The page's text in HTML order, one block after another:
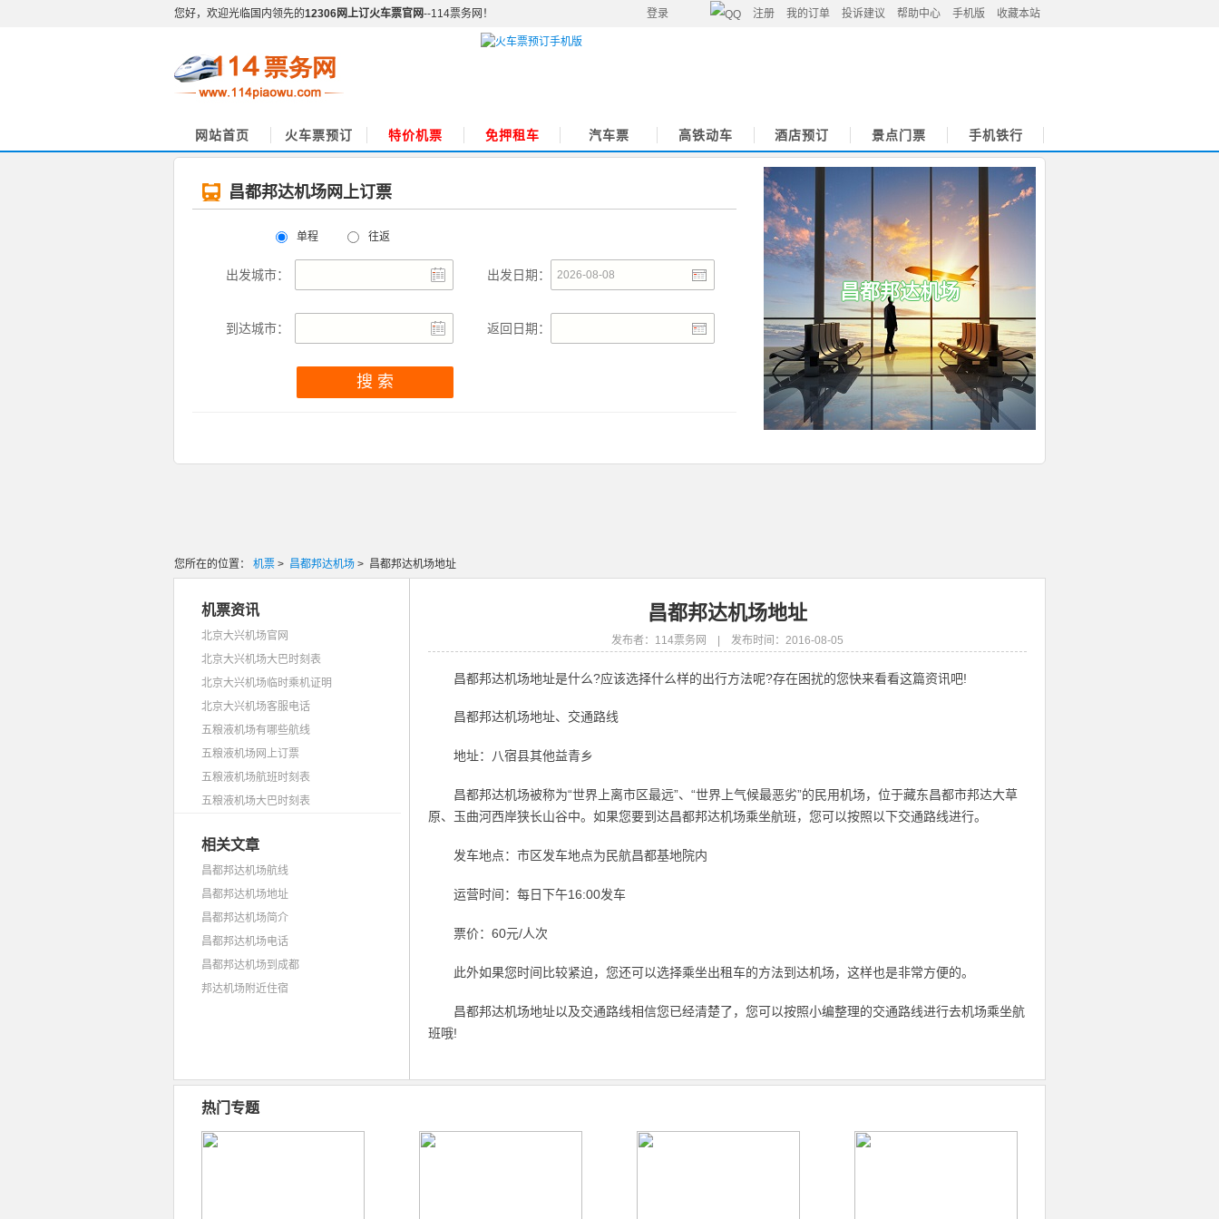
登录 注册 我的订单 投诉建议 帮助中心 手机版 收藏本站
您好，欢迎光临国内领先的12306网上订火车票官网--114票务网！
网站首页 火车票预订 特价机票 免押租车 汽车票 高铁动车 酒店预订 景点门票 手机铁行
昌都邦达机场网上订票
单程 往返
出发城市： 出发日期：
到达城市： 返回日期：
昌都邦达机场
您所在的位置： 机票 > 昌都邦达机场 > 昌都邦达机场地址
机票资讯
北京大兴机场官网
北京大兴机场大巴时刻表
北京大兴机场临时乘机证明
北京大兴机场客服电话
五粮液机场有哪些航线
五粮液机场网上订票
五粮液机场航班时刻表
五粮液机场大巴时刻表
相关文章
昌都邦达机场航线
昌都邦达机场地址
昌都邦达机场简介
昌都邦达机场电话
昌都邦达机场到成都
邦达机场附近住宿
昌都邦达机场地址
发布者：114票务网 | 发布时间：2016-08-05
昌都邦达机场地址是什么?应该选择什么样的出行方法呢?存在困扰的您快来看看这篇资讯吧!
昌都邦达机场地址、交通路线
地址：八宿县其他益青乡
昌都邦达机场被称为“世界上离市区最远”、“世界上气候最恶劣”的民用机场，位于藏东昌都市邦达大草
原、玉曲河西岸狭长山谷中。如果您要到达昌都邦达机场乘坐航班，您可以按照以下交通路线进行。
发车地点：市区发车地点为民航昌都基地院内
运营时间：每日下午16:00发车
票价：60元/人次
此外如果您时间比较紧迫，您还可以选择乘坐出租车的方法到达机场，这样也是非常方便的。
昌都邦达机场地址以及交通路线相信您已经清楚了，您可以按照小编整理的交通路线进行去机场乘坐航
班哦!
热门专题